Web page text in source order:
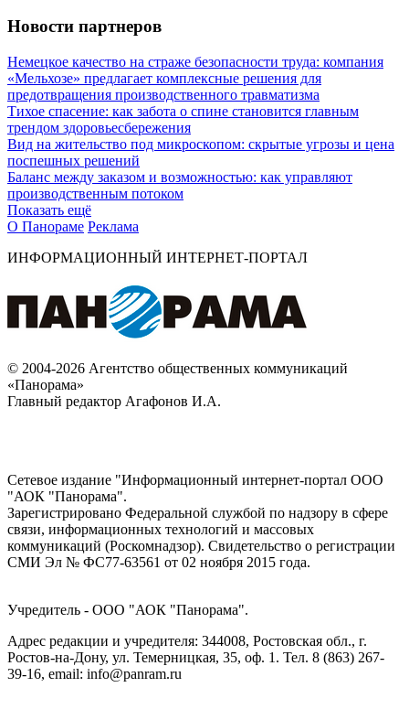
Новости партнеров
Немецкое качество на страже безопасности труда: компания
«Мельхозе» предлагает комплексные решения для
предотвращения производственного травматизма
Тихое спасение: как забота о спине становится главным
трендом здоровьесбережения
Вид на жительство под микроскопом: скрытые угрозы и цена
поспешных решений
Баланс между заказом и возможностью: как управляют
производственным потоком
Показать ещё
О Панораме Реклама
ИНФОРМАЦИОННЫЙ ИНТЕРНЕТ-ПОРТАЛ
© 2004-2026 Агентство общественных коммуникаций
«Панорама»
Главный редактор Агафонов И.А.
Сетевое издание "Информационный интернет-портал ООО
"АОК "Панорама".
Зарегистрировано Федеральной службой по надзору в сфере
связи, информационных технологий и массовых
коммуникаций (Роскомнадзор). Cвидетельство о регистрации
СМИ Эл № ФС77-63561 от 02 ноября 2015 года.
Учредитель - ООО "АОК "Панорама".
Адрес редакции и учредителя: 344008, Ростовская обл., г.
Ростов-на-Дону, ул. Темерницкая, 35, оф. 1. Тел. 8 (863) 267-
39-16, email: info@panram.ru